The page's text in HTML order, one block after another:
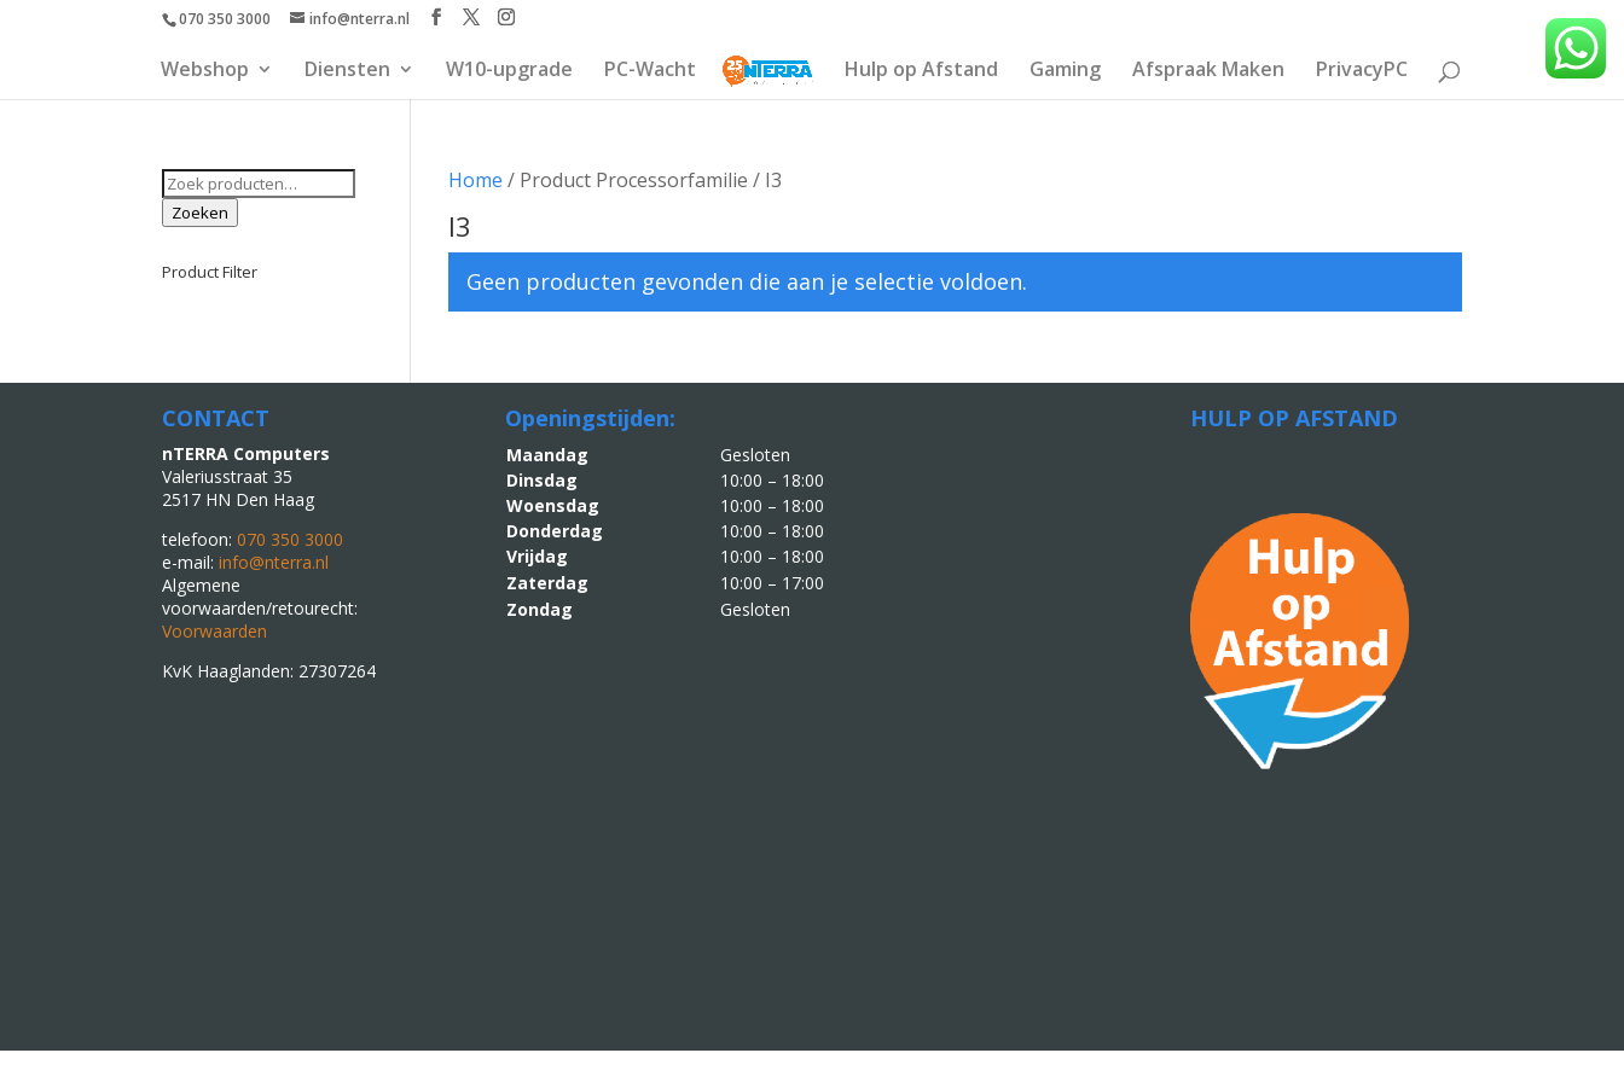
070 350 3000 info@nterra.nl
Webshop Diensten W10-upgrade PC-Wacht Hulp op Afstand Gaming Afspraak Maken PrivacyPC
Home / Product Processorfamilie / I3
I3
Geen producten gevonden die aan je selectie voldoen.
Zoeken
naar:
Zoeken
Product Filter
CONTACT
nTERRA Computers
Valeriusstraat 35
2517 HN Den Haag
telefoon:070 350 3000
e-mail:info@nterra.nl
Algemene
voorwaarden/retourecht:
Voorwaarden
KvK Haaglanden: 27307264
Openingstijden:
Maandag
Gesloten
Dinsdag
10:00 – 18:00
Woensdag
10:00 – 18:00
Donderdag
10:00 – 18:00
Vrijdag
10:00 – 18:00
Zaterdag
10:00 – 17:00
Zondag
Gesloten
HULP OP AFSTAND